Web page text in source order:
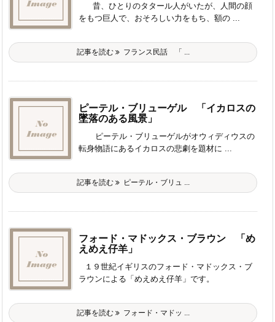
昔、ひとりのタタール人がいたが、人間の顔
をもつ巨人で、おそろしい力をもち、額の ...
記事を読む フランス民話 「 ...
ピーテル・ブリューゲル 「イカロスの
墜落のある風景」
ピーテル・ブリューゲルがオウィディウスの
転身物語にあるイカロスの悲劇を題材に ...
記事を読む ピーテル・ブリュ ...
フォード・マドックス・ブラウン 「め
えめえ仔羊」
１９世紀イギリスのフォード・マドックス・ブ
ラウンによる「めえめえ仔羊」です。
記事を読む フォード・マドッ ...